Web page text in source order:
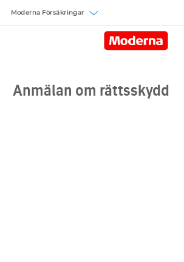
Anmälan om rättsskydd